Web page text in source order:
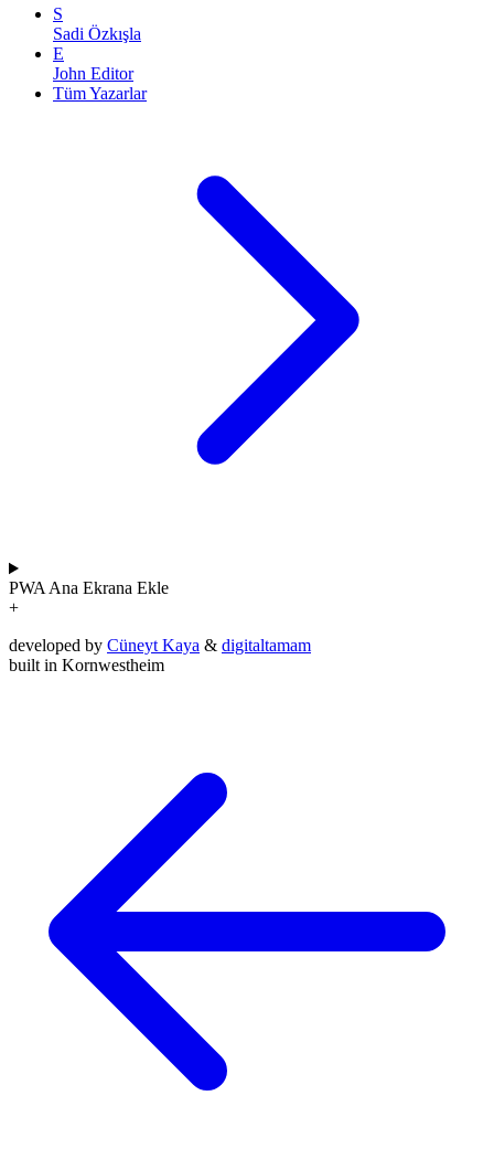
S
Sadi Özkışla
E
John Editor
Tüm Yazarlar
PWA Ana Ekrana Ekle
+
developed by Cüneyt Kaya & digitaltamam
built in Kornwestheim